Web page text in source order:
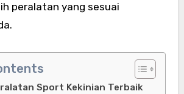
peralatan yang sesuai
Sport Kekinian Terbaik